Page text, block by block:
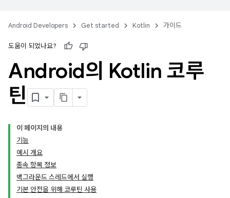
Android Developers Get started Kotlin 가이드
도움이 되었나요?
Android의 Kotlin 코루
틴
이 페이지의 내용
기능
예시 개요
종속 항목 정보
백그라운드 스레드에서 실행
기본 안전을 위해 코루틴 사용